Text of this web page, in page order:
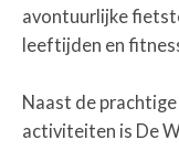
avontuurlijke
leeftijden en
Naast de
activiteiten is De